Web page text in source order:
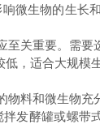
微生物的生长
关重要。需
，适合大规模生
料和微生物
发酵罐或螺